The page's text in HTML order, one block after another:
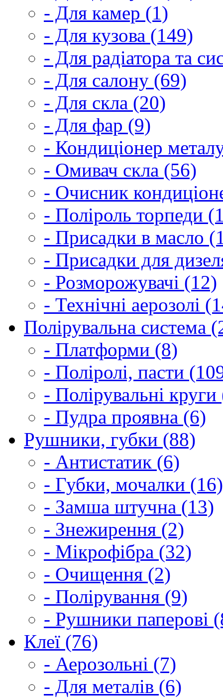
- Для камер (1)
- Для кузова (149)
- Для радіатора та
- Для салону (69)
- Для скла (20)
- Для фар (9)
- Кондиціонер
- Омивач скла (56)
- Очисник
- Поліроль торпеди
- Присадки в масло
- Присадки для
- Розморожувачі (12)
- Технічні аерозолі
Полірувальна система
- Платформи (8)
- Поліролі, пасти
- Полірувальні
- Пудра проявна (6)
Рушники, губки (88)
- Антистатик (6)
- Губки, мочалки (16)
- Замша штучна (13)
- Знежирення (2)
- Мікрофібра (32)
- Очищення (2)
- Полірування (9)
- Рушники паперові
Клеї (76)
- Аерозольні (7)
- Для металів (6)